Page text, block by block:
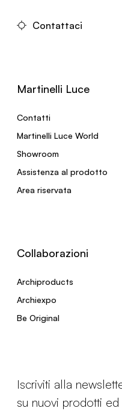
Contattaci
Martinelli Luce
Contatti
Martinelli Luce World
Showroom
Assistenza al prodotto
Area riservata
Collaborazioni
Archiproducts
Archiexpo
Be Original
Iscriviti alla
su nuovi prodotti